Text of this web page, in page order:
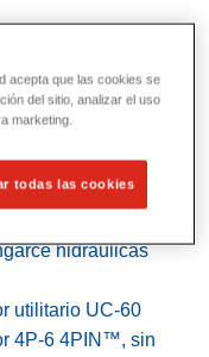
públicos y de
de servicios
hidráulicas
utilitario UC-60
4P-6 4PIN™, sin
acepta que las cookies se
del sitio, analizar el uso
marketing.
todas las cookies